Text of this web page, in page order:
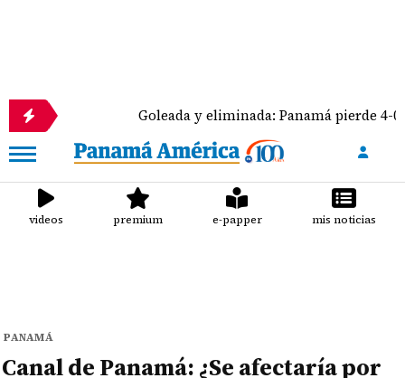
Goleada y eliminada: Panamá pierde 4-0 ante
videos premium e-papper mis noticias
PANAMÁ
Canal de Panamá: ¿Se afectaría por